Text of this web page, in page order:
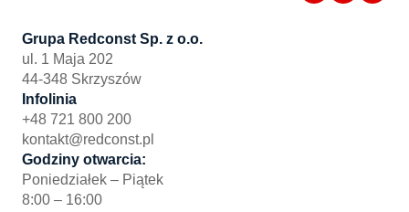
Grupa Redconst Sp. z o.o.
ul. 1 Maja 202
44-348 Skrzyszów
Infolinia
+48 721 800 200
kontakt@redconst.pl
Godziny otwarcia:
Poniedziałek – Piątek
8:00 – 16:00